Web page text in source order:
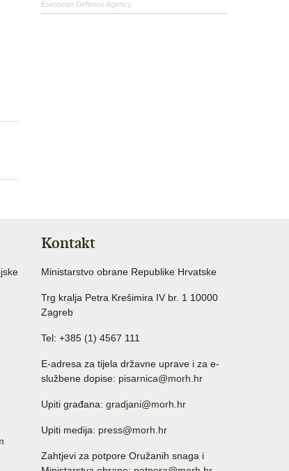
European Defence Agency
Kontakt
Ministarstvo obrane Republike Hrvatske
Trg kralja Petra Krešimira IV br. 1 10000
Zagreb
Tel: +385 (1) 4567 111
E-adresa za tijela državne uprave i za e-
službene dopise: pisarnica@morh.hr
Upiti građana: gradjani@morh.hr
Upiti medija: press@morh.hr
Zahtjevi za potpore Oružanih snaga i